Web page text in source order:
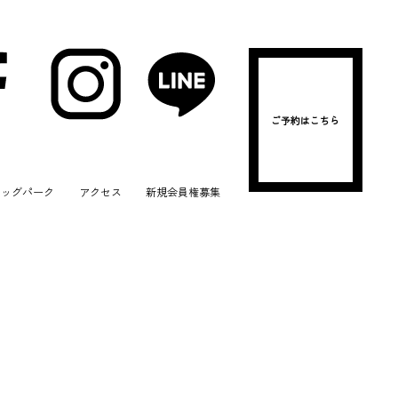
ご予約はこちら
グパーク アクセス 新規会員権募集